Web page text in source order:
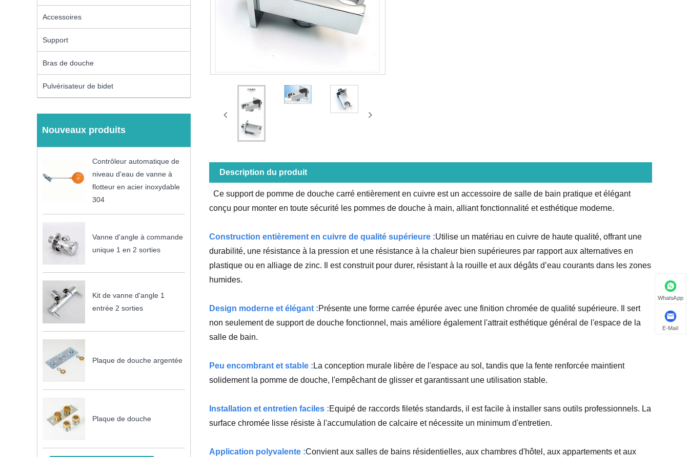
Accessoires
Support
Bras de douche
Pulvérisateur de bidet
Nouveaux produits
Contrôleur automatique de
niveau d'eau de vanne à
flotteur en acier inoxydable
304
Vanne d'angle à commande
unique 1 en 2 sorties
Kit de vanne d'angle 1
entrée 2 sorties
Plaque de douche argentée
Plaque de douche
Description du produit
Ce support de pomme de douche carré entièrement en cuivre est un accessoire de salle de bain pratique et élégant
conçu pour monter en toute sécurité les pommes de douche à main, alliant fonctionnalité et esthétique moderne.
Construction entièrement en cuivre de qualité supérieure :Utilise un matériau en cuivre de haute qualité, offrant une
durabilité, une résistance à la pression et une résistance à la chaleur bien supérieures par rapport aux alternatives en
plastique ou en alliage de zinc. Il est construit pour durer, résistant à la rouille et aux dégâts d’eau courants dans les zones
humides.
Design moderne et élégant :Présente une forme carrée épurée avec une finition chromée de qualité supérieure. Il sert
non seulement de support de douche fonctionnel, mais améliore également l'attrait esthétique général de l'espace de la
salle de bain.
Peu encombrant et stable :La conception murale libère de l'espace au sol, tandis que la fente renforcée maintient
solidement la pomme de douche, l'empêchant de glisser et garantissant une utilisation stable.
Installation et entretien faciles :Equipé de raccords filetés standards, il est facile à installer sans outils professionnels. La
surface chromée lisse résiste à l'accumulation de calcaire et nécessite un minimum d'entretien.
Application polyvalente :Convient aux salles de bains résidentielles, aux chambres d'hôtel, aux appartements et aux
WhatsApp
E-Mail